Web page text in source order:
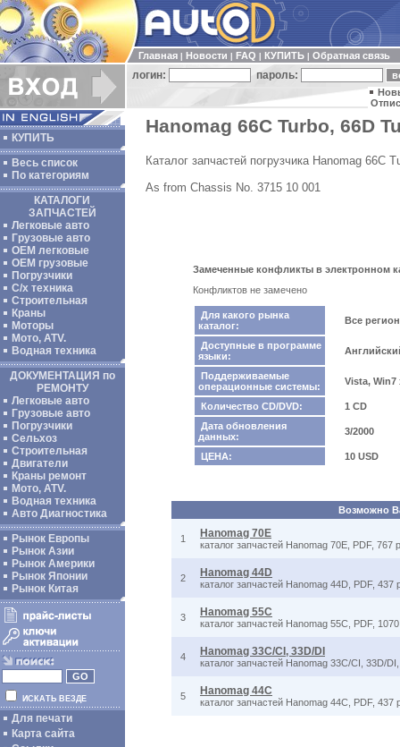
Главная Новости FAQ КУПИТЬ Обратная связь
логин: пароль:
КУПИТЬ
Весь список
По категориям
КАТАЛОГИ
ЗАПЧАСТЕЙ
Легковые авто
Грузовые авто
ОЕМ легковые
OEM грузовые
Погрузчики
С/х техника
Строительная
Краны
Моторы
Мото, ATV.
Водная техника
ДОКУМЕНТАЦИЯ по
РЕМОНТУ
Легковые авто
Грузовые авто
Погрузчики
Сельхоз
Строительная
Двигатели
Краны ремонт
Мото, ATV.
Водная техника
Авто Диагностика
Рынок Европы
Рынок Азии
Рынок Америки
Рынок Японии
Рынок Китая
ИСКАТЬ ВЕЗДЕ
Для печати
Карта сайта
Hanomag 66C Turbo, 66D
Каталог запчастей погрузчика Hanomag
As from Chassis No. 3715 10 001
Замеченные конфликты в электронном
Конфликтов не замечено
Для какого рынка
каталог:
Все
Доступные в программе
языки:
Поддерживаемые
операционные системы:
Vista, Win7
Количество CD/DVD:
1 CD
Дата обновления
данных:
3/2000
ЦЕНА: 10 USD
Возможно
1 Hanomag 70E
каталог запчастей Hanomag 70E, PDF, 767
2 Hanomag 44D
каталог запчастей Hanomag 44D, PDF, 437
3 Hanomag 55C
каталог запчастей Hanomag 55C, PDF,
4 Hanomag 33C/CI, 33D/DI
каталог запчастей Hanomag 33C/CI, 33D/
5 Hanomag 44C
каталог запчастей Hanomag 44C, PDF, 437